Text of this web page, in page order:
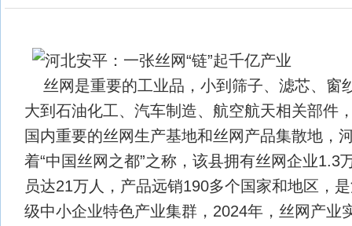
丝网是重要的工业品，小到筛子、滤芯、窗
大到石油化工、汽车制造、航空航天相关部件
国内重要的丝网生产基地和丝网产品集散地，
着“中国丝网之都”之称，该县拥有丝网企业1.3
员达21万人，产品远销190多个国家和地区，
级中小企业特色产业集群，2024年，丝网产业